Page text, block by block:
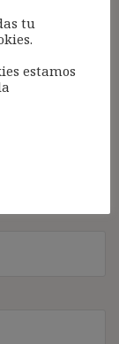
tu
estamos